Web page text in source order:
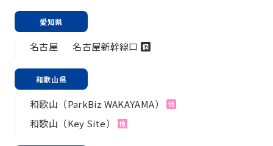
愛知県
名古屋 名古屋新幹線口 個
和歌山県
和歌山（ParkBiz WAKAYAMA） 他
和歌山（Key Site） 他